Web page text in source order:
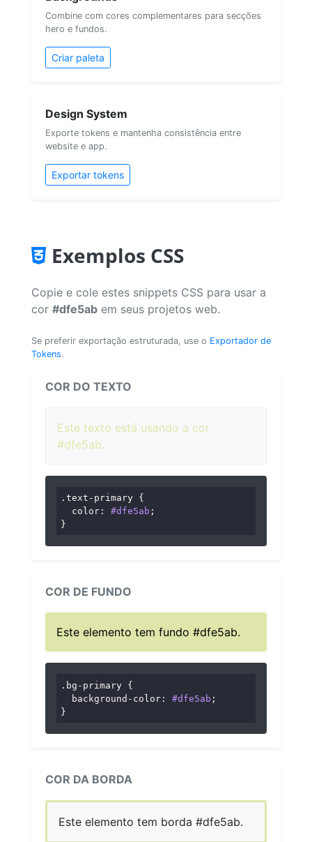
Combine com cores complementares para secções
hero e fundos.
Criar paleta
Design System
Exporte tokens e mantenha consistência entre
website e app.
Exportar tokens
Exemplos CSS
Copie e cole estes snippets CSS para usar a
cor #dfe5ab em seus projetos web.
Se preferir exportação estruturada, use o Exportador de
Tokens.
COR DO TEXTO
Este texto está usando a cor
#dfe5ab.
.text-primary {
color : #dfe5ab ;
}
COR DE FUNDO
Este elemento tem fundo #dfe5ab.
.bg-primary {
background-color : #dfe5ab ;
}
COR DA BORDA
Este elemento tem borda #dfe5ab.